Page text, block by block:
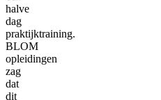
halve
dag
praktijktraining.
BLOM
opleidingen
zag
dat
dit